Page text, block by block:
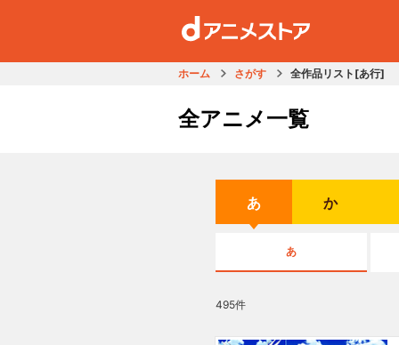
ホーム さがす 全作品リスト[あ行]
全アニメ一覧
あ か
あ
495件